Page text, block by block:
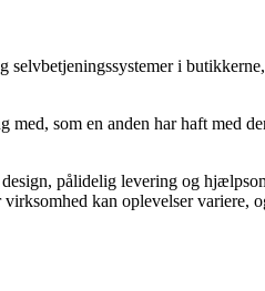
i
som en anden har haft med
pålidelig levering og
kan oplevelser variere,